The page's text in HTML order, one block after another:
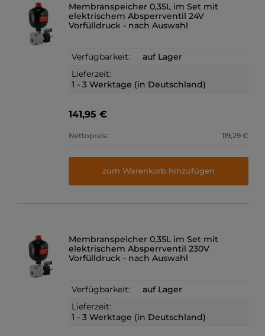
Membranspeicher 0,35L im Set mit
elektrischem Absperrventil 24V
Vorfülldruck - nach Auswahl
Verfügbarkeit:
auf Lager
Lieferzeit:
1 - 3 Werktage (in Deutschland)
141,95 €
Nettopreis: 119,29 €
zum Warenkorb hinzufügen
Membranspeicher 0,35L im Set mit
elektrischem Absperrventil 230V
Vorfülldruck - nach Auswahl
Verfügbarkeit:
auf Lager
Lieferzeit:
1 - 3 Werktage (in Deutschland)